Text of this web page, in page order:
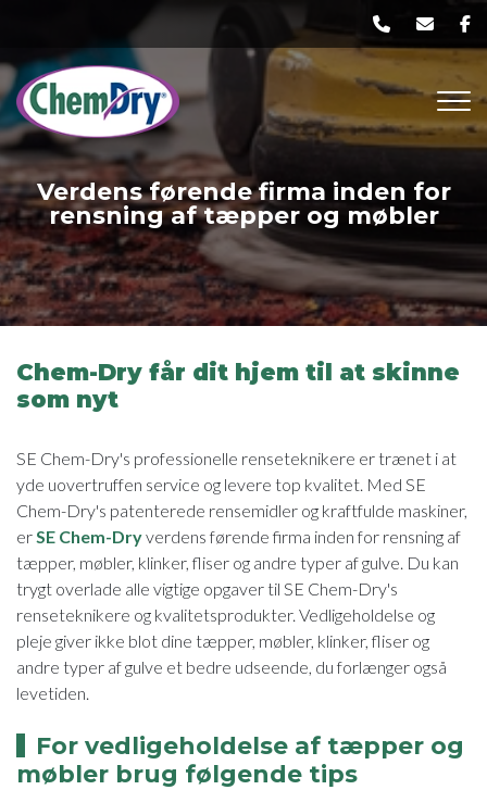
hovedindhold
Verdens førende firma inden for
rensning af tæpper og møbler
Chem-Dry får dit hjem til at skinne
som nyt
SE Chem-Dry's professionelle renseteknikere er trænet i at
yde uovertruffen service og levere top kvalitet. Med SE
Chem-Dry's patenterede rensemidler og kraftfulde maskiner,
erSE Chem-Dryverdens førende firma inden for rensning af
tæpper, møbler, klinker, fliser og andre typer af gulve. Du kan
trygt overlade alle vigtige opgaver til SE Chem-Dry's
renseteknikere og kvalitetsprodukter. Vedligeholdelse og
pleje giver ikke blot dine tæpper, møbler, klinker, fliser og
andre typer af gulve et bedre udseende, du forlænger også
levetiden.
For vedligeholdelse af tæpper og
møbler brug følgende tips